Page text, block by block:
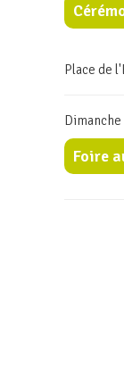
Place de
Foire